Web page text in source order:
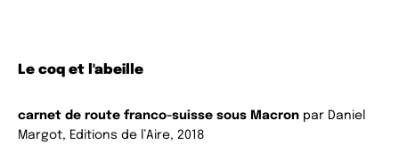
Le coq et l'abeille
carnet de route franco-suisse sous Macron par Daniel
Margot, Editions de l’Aire, 2018